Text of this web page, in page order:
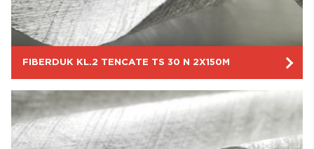
FIBERDUK KL.2 TENCATE TS 30 N 2X150M